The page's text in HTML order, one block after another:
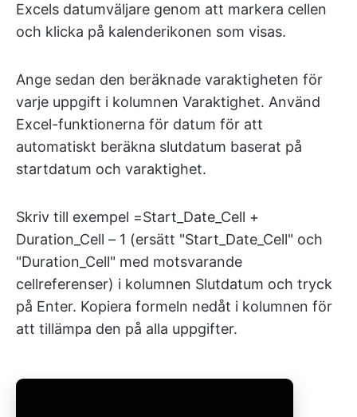
Excels datumväljare genom att markera cellen
och klicka på kalenderikonen som visas.
Ange sedan den beräknade varaktigheten för
varje uppgift i kolumnen Varaktighet. Använd
Excel-funktionerna för datum för att
automatiskt beräkna slutdatum baserat på
startdatum och varaktighet.
Skriv till exempel =Start_Date_Cell +
Duration_Cell – 1 (ersätt "Start_Date_Cell" och
"Duration_Cell" med motsvarande
cellreferenser) i kolumnen Slutdatum och tryck
på Enter. Kopiera formeln nedåt i kolumnen för
att tillämpa den på alla uppgifter.